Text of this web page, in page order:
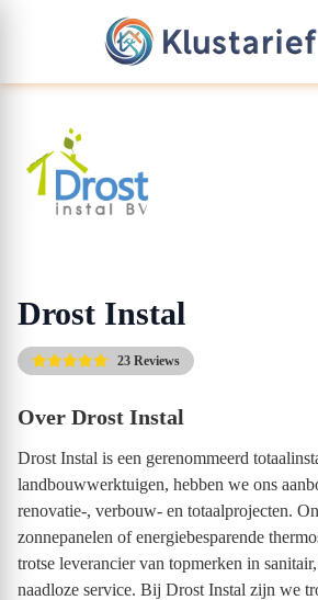
Drost Instal
23 Reviews
Over Drost Instal
Drost Instal is een gerenommeerd
landbouwwerktuigen, hebben we ons
renovatie-, verbouw- en totaalprojecten.
zonnepanelen of energiebesparende
trotse leverancier van topmerken in
naadloze service. Bij Drost Instal zijn we